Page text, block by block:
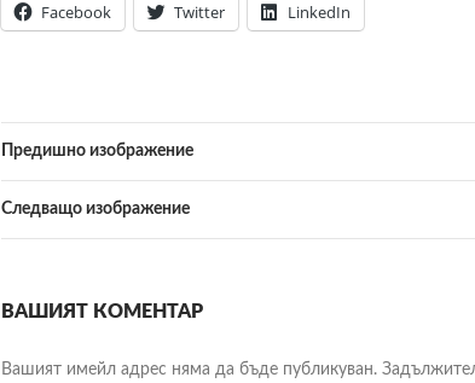
Facebook Twitter LinkedIn
Предишно изображение
Следващо изображение
ВАШИЯТ КОМЕНТАР
Вашият имейл адрес няма да бъде публикуван.